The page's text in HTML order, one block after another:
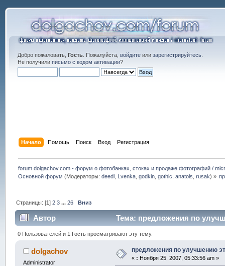
Добро пожаловать, Гость. Пожалуйста, войдитеили зарегистрируйтесь.
Не получили письмо с кодом активации?
Начало Помощь Поиск Вход Регистрация
forum.dolgachov.com - форум о фотобанках, стоках и продаже фотографий /
Основной форум (Модераторы:deedl Lvenka ,godkin ,gothic ,anatols ,rusak) »
Страницы: [1]2 3 ...26 Вниз
Автор Тема: предложения по
0 Пользователей и 1 Гость просматривают эту тему.
dolgachov
Administrator
предложения по улучшению
« : Ноября 25, 2007, 05:33:56 am »